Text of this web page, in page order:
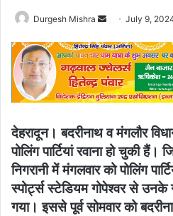
Durgesh Mishra
Send
email
July 9,
देहरादून। बदरीनाथ व मंगलौर
पोलिंग पार्टियां रवाना हो चुकी हैं।
निगरानी में मंगलवार को पोलिंग
स्पोर्ट्स स्टेडियम गोपेश्वर से उनके
गया। इससे पूर्व सोमवार को